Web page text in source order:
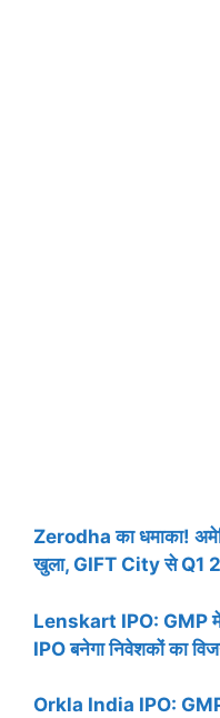
Zerodha का धमाका!
खुला, GIFT City से Q1
Lenskart IPO: GMP
IPO बनेगा निवेशकों का
Orkla India IPO: